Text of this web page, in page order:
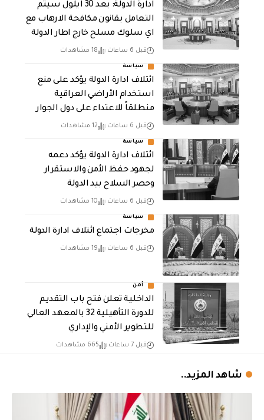
ادارة الدولة: بعد 30 ايلول سيتم
التعامل بقانون مكافحة الارهاب مع
اي سلوك مسلح خارج اطار الدولة
قبل 6 ساعات 18 مشاهدات
سياسة
ائتلاف ادارة الدولة يؤكد على منع
استخدام الأراضي العراقية
منطلقاً للاعتداء على دول الجوار
قبل 6 ساعات 12 مشاهدات
سياسة
ائتلاف ادارة الدولة يؤكد دعمه
لجهود حفظ الأمن والاستقرار
وحصر السلاح بيد الدولة
قبل 6 ساعات 10 مشاهدات
سياسة
مخرجات اجتماع ائتلاف ادارة الدولة
قبل 6 ساعات 19 مشاهدات
أمن
الداخلية تعلن فتح باب التقديم
للدورة التأهيلية 32 بالمعهد العالي
للتطوير الأمني والإداري
قبل 7 ساعات 665 مشاهدات
شاهد المزيد..